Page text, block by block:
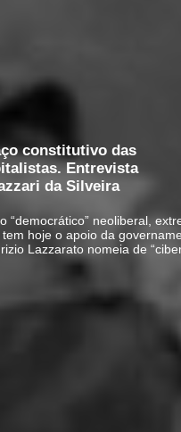
constitutivo das
Entrevista
da Silveira
neoliberal,
hoje o apoio da
Lazzarato nomeia de